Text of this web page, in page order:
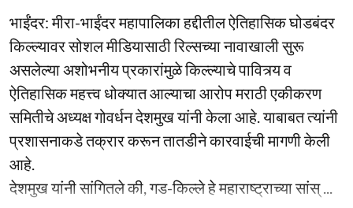
भाईंंदर: मीरा-भाईंदर महापालिका हद्दीतील ऐतिहासिक घोडबंदर
किल्ल्यावर सोशल मीडियासाठी रिल्सच्या नावाखाली सुरू
असलेल्या अशोभनीय प्रकारांमुळे किल्ल्याचे पावित्र्य व
ऐतिहासिक महत्त्व धोक्यात आल्याचा आरोप मराठी एकीकरण
समितीचे अध्यक्ष गोवर्धन देशमुख यांनी केला आहे. याबाबत त्यांनी
प्रशासनाकडे तक्रार करून तातडीने कारवाईची मागणी केली
आहे.
देशमुख यांनी सांगितले की, गड-किल्ले हे महाराष्ट्राच्या सांस् ...